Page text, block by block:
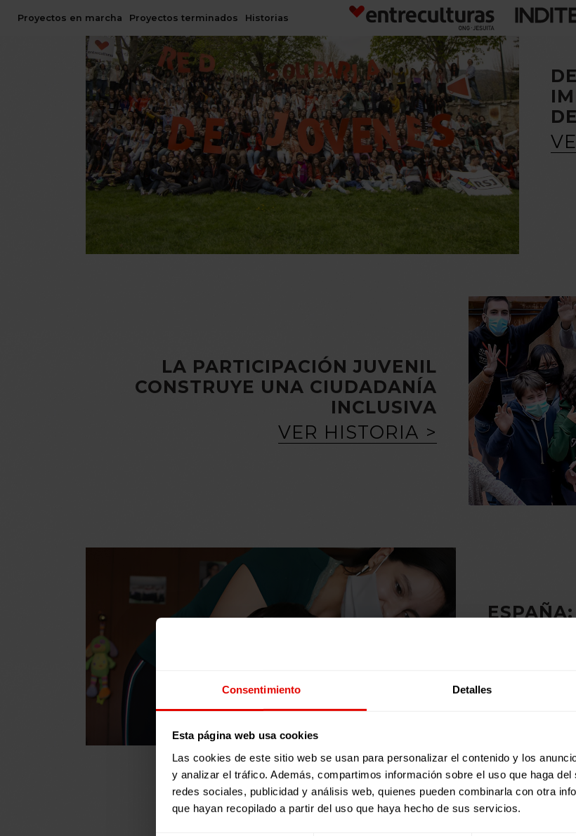
Consentimiento Detalles
Esta página web usa cookies
Las cookies de este sitio web se usan para personalizar el contenido y los
y analizar el tráfico. Además, compartimos información sobre el uso que haga
redes sociales, publicidad y análisis web, quienes pueden combinarla con otra
que hayan recopilado a partir del uso que haya hecho de sus servicios.
Proyectos en marcha Proyectos terminados Historias
LA PARTICIPACIÓN JUVENIL
CONSTRUYE UNA CIUDADANÍA
INCLUSIVA
VER HISTORIA
PARA